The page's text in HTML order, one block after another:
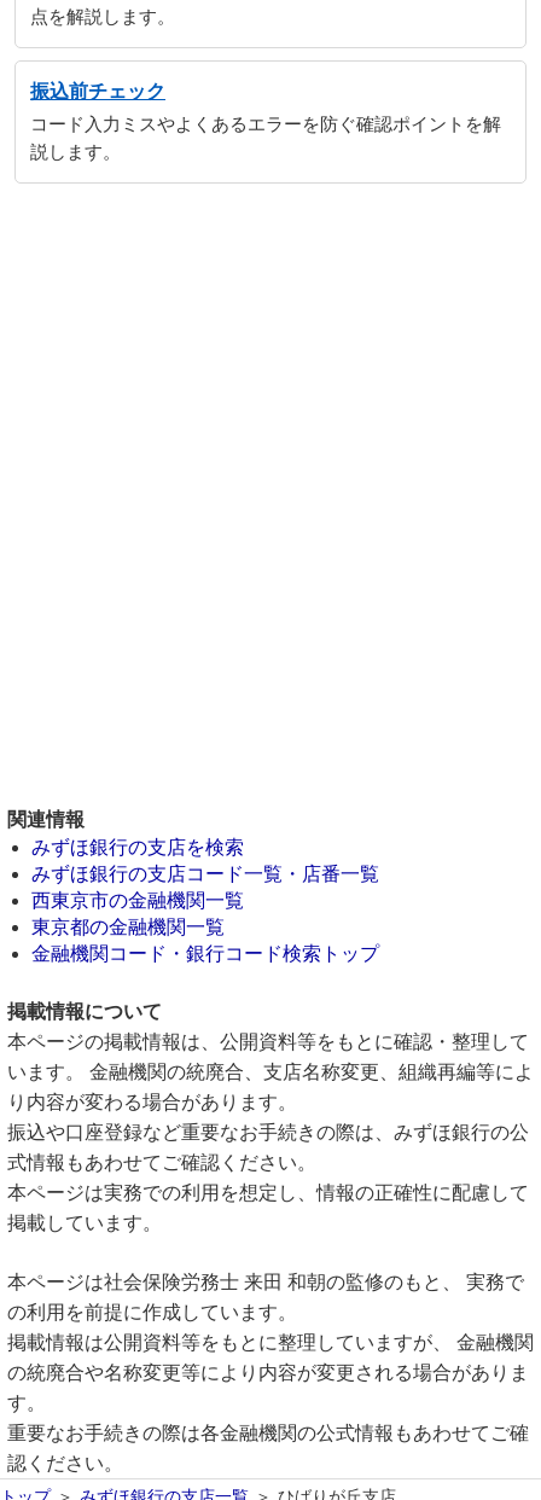
点を解説します。
振込前チェック
コード入力ミスやよくあるエラーを防ぐ確認ポイントを解
説します。
関連情報
みずほ銀行の支店を検索
みずほ銀行の支店コード一覧・店番一覧
西東京市の金融機関一覧
東京都の金融機関一覧
金融機関コード・銀行コード検索トップ
掲載情報について
本ページの掲載情報は、公開資料等をもとに確認・整理して
います。 金融機関の統廃合、支店名称変更、組織再編等によ
り内容が変わる場合があります。
振込や口座登録など重要なお手続きの際は、みずほ銀行の公
式情報もあわせてご確認ください。
本ページは実務での利用を想定し、情報の正確性に配慮して
掲載しています。
本ページは社会保険労務士 来田 和朝の監修のもと、 実務で
の利用を前提に作成しています。
掲載情報は公開資料等をもとに整理していますが、 金融機関
の統廃合や名称変更等により内容が変更される場合がありま
す。
重要なお手続きの際は各金融機関の公式情報もあわせてご確
認ください。